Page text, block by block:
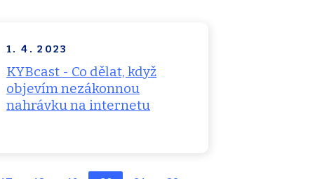
1. 4. 2023
KYBcast - Co dělat, když
objevím nezákonnou
nahrávku na internetu